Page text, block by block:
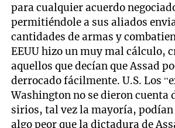
para cualquier acuerdo
permitiéndole a sus aliados
cantidades de armas y
EEUU hizo un muy mal cálculo,
aquellos que decían que Assad
derrocado fácilmente. U.S. Los
Washington no se dieron cuenta
sirios, tal vez la mayoría, podían
algo peor que la dictadura de